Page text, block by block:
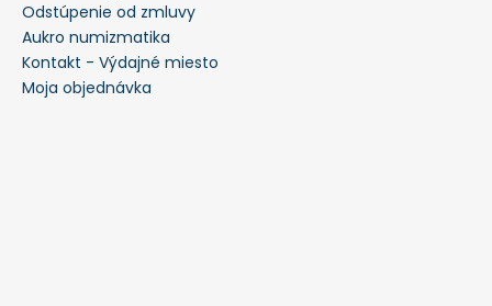
Odstúpenie od zmluvy
Aukro numizmatika
Kontakt - Výdajné miesto
Moja objednávka